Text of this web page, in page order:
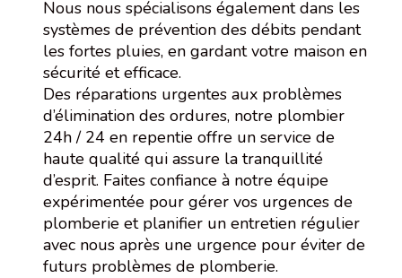
Nous nous spécialisons également dans les
systèmes de prévention des débits pendant
les fortes pluies, en gardant votre maison en
sécurité et efficace.
Des réparations urgentes aux problèmes
d’élimination des ordures, notre plombier
24h / 24 en repentie offre un service de
haute qualité qui assure la tranquillité
d’esprit. Faites confiance à notre équipe
expérimentée pour gérer vos urgences de
plomberie et planifier un entretien régulier
avec nous après une urgence pour éviter de
futurs problèmes de plomberie.